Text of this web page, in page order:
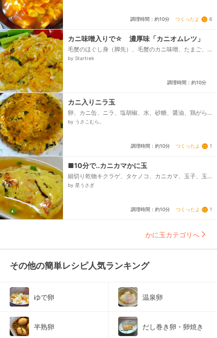
調理時間：約10分 つくったよ 6
カニ味噌入りで☆ 濃厚味「カニオムレツ」
毛蟹のほぐし身（脚先）、毛蟹のカニ味噌、たまご、
砂糖、塩、大葉、サラダ油
by Startrek
調理時間：約10分
カニ入りニラ玉
卵、カニ缶、ニラ、塩胡椒、水、砂糖、醤油、鶏がら
スープの素、水溶き片栗粉、油
by うさこむら。
調理時間：約10分 つくったよ 1
■10分で..カニカマかに玉
細切り乾物キクラゲ、タケノコ、カニカマ、玉子、玉
子に～塩コショウ、玉子に～砂糖、玉子に～水または
by 星うさぎ
調理時間：約10分 つくったよ 1
かに玉カテゴリへ
その他の簡単レシピ人気ランキング
ゆで卵 温泉卵
半熟卵 だし巻き卵・卵焼き